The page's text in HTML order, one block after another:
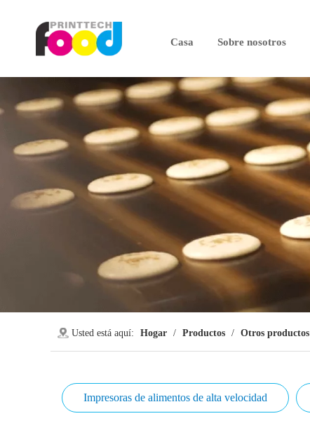
Casa Sobre nosotros
Usted está aquí: Hogar / Productos / Otros productos
Impresoras de alimentos de alta velocidad